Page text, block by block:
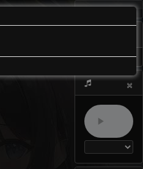
МЕНЮ
×